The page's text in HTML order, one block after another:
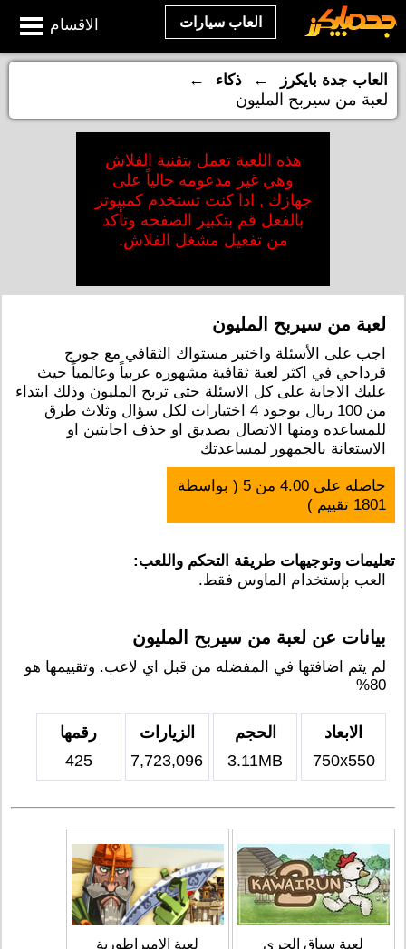
الاقسام العاب سيارات
العاب جدة بايكرز ← ذكاء
←
لعبة من سيربح المليون
هذه اللعبة تعمل بتقنية الفلاش
وهي غير مدعومه حالياً على
جهازك , اذا كنت تستخدم كمبيوتر
بالفعل قم بتكبير الصفحه وتأكد
من تفعيل مشغل الفلاش.
لعبة من سيربح المليون
اجب على الأسئلة واختبر مستواك الثقافي مع جورج
قرداحي في اكثر لعبة ثقافية مشهوره عربياً وعالمياً حيث
عليك الاجابة على كل الاسئلة حتى تربح المليون وذلك ابتداء
من 100 ريال بوجود 4 اختيارات لكل سؤال وثلاث طرق
للمساعده ومنها الاتصال بصديق او حذف اجابتين او
الاستعانة بالجمهور لمساعدتك
حاصله على4.00 من5 ( بواسطة
1801 تقييم )
تعليمات وتوجيهات طريقة التحكم واللعب:
العب بإستخدام الماوس فقط.
بيانات عن لعبة من سيربح المليون
لم يتم اضافتها في المفضله من قبل اي لاعب. وتقييمها هو
80%
الابعاد
750x550
الحجم
3.11MB
الزيارات
7,723,096
رقمها
425
لعبة سباق الجري لعبة الامبراطورية